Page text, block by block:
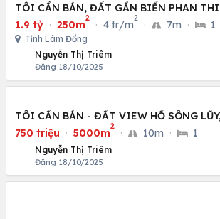
TÔI CẦN BÁN, ĐẤT GẦN BIỂN PHAN
1.9 tỷ · 250m
2
· 4 tr/m
2
· 7m · 1
Tỉnh Lâm Đồng
Nguyễn Thị Triêm
Đăng 18/10/2025
TÔI CẦN BÁN - ĐẤT VIEW HỒ SÔNG
750 triệu · 5000m
2
· 10m · 1
Nguyễn Thị Triêm
Đăng 18/10/2025